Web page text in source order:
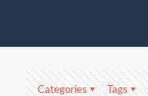
Categories Tags